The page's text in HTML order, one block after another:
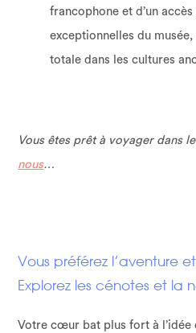
francophone et d’un
exceptionnelles du
totale dans les cultures
Vous êtes prêt à voyager dans
nous…
Vous préférez l’aventure
Explorez les cénotes et la
Votre cœur bat plus fort à l’idée